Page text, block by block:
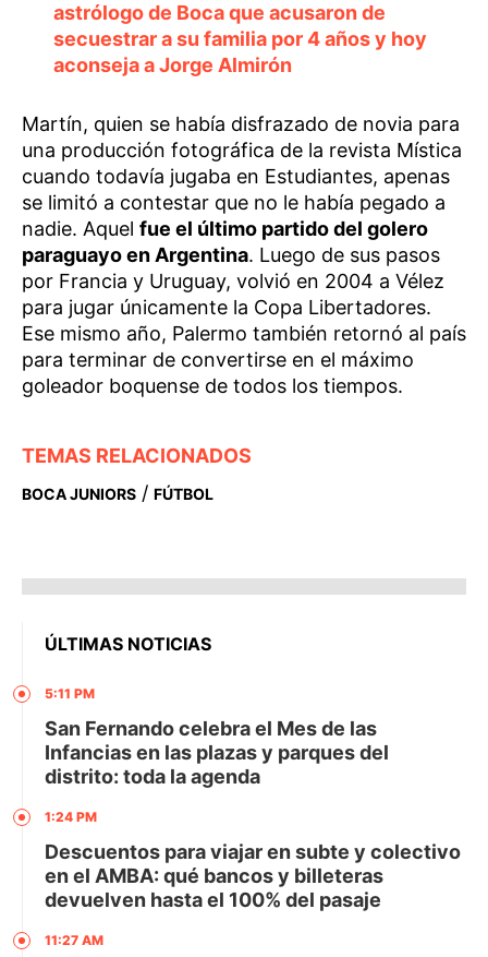
astrólogo de Boca que acusaron de
secuestrar a su familia por 4 años y hoy
aconseja a Jorge Almirón
Martín, quien se había disfrazado de novia para
una producción fotográfica de la revista Mística
cuando todavía jugaba en Estudiantes, apenas
se limitó a contestar que no le había pegado a
nadie. Aquel fue el último partido del golero
paraguayo en Argentina. Luego de sus pasos
por Francia y Uruguay, volvió en 2004 a Vélez
para jugar únicamente la Copa Libertadores.
Ese mismo año, Palermo también retornó al país
para terminar de convertirse en el máximo
goleador boquense de todos los tiempos.
TEMAS RELACIONADOS
BOCA JUNIORS / FÚTBOL
ÚLTIMAS NOTICIAS
5:11 PM
San Fernando celebra el Mes de las
Infancias en las plazas y parques del
distrito: toda la agenda
1:24 PM
Descuentos para viajar en subte y colectivo
en el AMBA: qué bancos y billeteras
devuelven hasta el 100% del pasaje
11:27 AM